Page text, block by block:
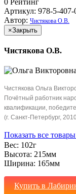
Артикул: 978-5-407-
Автор: Чистякова О.В.
×Закрыть
Чистякова О.В.
Чистякова Ольга
Почётный работник
квалификации,
(г. Санкт-Петербург,
Показать все
Вес: 102г
Высота: 215мм
Ширина: 165мм
Купить в